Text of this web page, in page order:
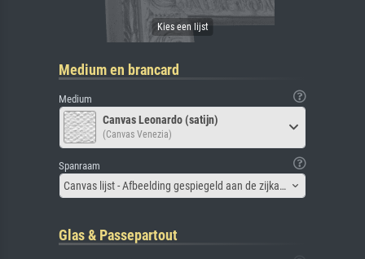
Medium en brancard
Medium
Canvas Leonardo (satijn)
(Canvas Venezia)
Spanraam
Canvas lijst - Afbeelding gespiegeld aan de zijkant
Glas & Passepartout